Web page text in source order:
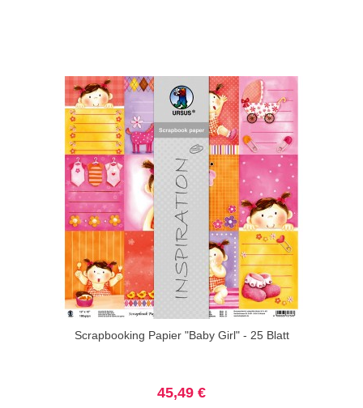
Scrapbooking Papier "Baby Girl" - 25 Blatt
45,49 €